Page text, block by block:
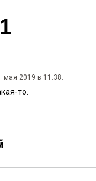
1
мая 2019 в 11:38:
то.